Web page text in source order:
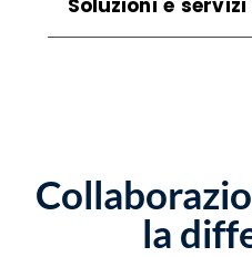
Vendita
Vendita
la